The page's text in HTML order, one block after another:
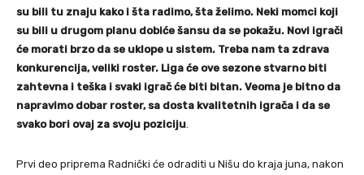
su bili tu znaju kako i šta radimo, šta želimo. Neki momci koji
su bili u drugom planu dobiće šansu da se pokažu. Novi igrači
će morati brzo da se uklope u sistem. Treba nam ta zdrava
konkurencija, veliki roster. Liga će ove sezone stvarno biti
zahtevna i teška i svaki igrač će biti bitan. Veoma je bitno da
napravimo dobar roster, sa dosta kvalitetnih igrača i da se
svako bori ovaj za svoju poziciju
Prvi deo priprema Radnički će odraditi u Nišu do kraja juna, nakon